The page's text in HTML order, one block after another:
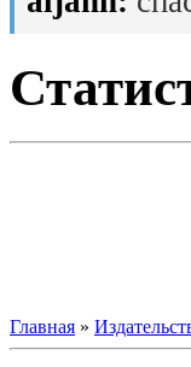
Главная »